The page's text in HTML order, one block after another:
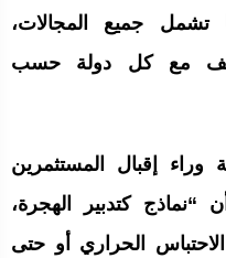
تشمل جميع المجالات،
مع كل دولة حسب
إقبال المستثمرين
“نماذج كتدبير الهجرة،
الحراري أو حتى